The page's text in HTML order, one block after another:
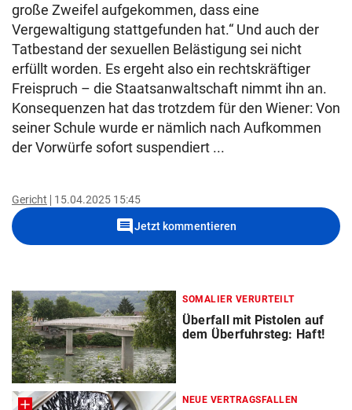
große Zweifel aufgekommen, dass eine
Vergewaltigung stattgefunden hat.“ Und auch der
Tatbestand der sexuellen Belästigung sei nicht
erfüllt worden. Es ergeht also ein rechtskräftiger
Freispruch – die Staatsanwaltschaft nimmt ihn an.
Konsequenzen hat das trotzdem für den Wiener: Von
seiner Schule wurde er nämlich nach Aufkommen
der Vorwürfe sofort suspendiert ...
Gericht 15.04.2025 15:45
commentJetzt kommentieren
SOMALIER VERURTEILT
Überfall mit Pistolen auf
dem Überfuhrsteg: Haft!
NEUE VERTRAGSFALLEN